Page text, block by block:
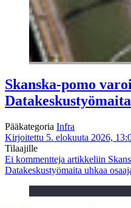
Skanska-pomo
Pääkategoria Infra
Kirjoitettu 5. elokuuta 2026,
Tilaajille
Ei kommentteja artikkeliin
Datakeskustyömaita uhkaa